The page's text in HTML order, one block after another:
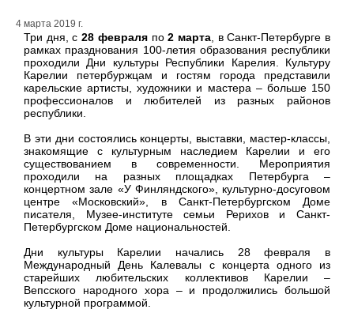
4 марта 2019 г.
Три дня, с28 февраляпо2 марта, в Санкт-Петербурге в
рамках празднования 100-летия образования республики
проходили Дни культуры Республики Карелия. Культуру
Карелии петербуржцам и гостям города представили
карельские артисты, художники и мастера – больше 150
профессионалов и любителей из разных районов
республики.
В эти дни состоялись концерты, выставки, мастер-классы,
знакомящие с культурным наследием Карелии и его
существованием в современности. Мероприятия
проходили на разных площадках Петербурга –
концертном зале «У Финляндского», культурно-досуговом
центре «Московский», в Санкт-Петербургском Доме
писателя, Музее-институте семьи Рерихов и Санкт-
Петербургском Доме национальностей.
Дни культуры Карелии начались 28 февраля в
Международный День Калевалы с концерта одного из
старейших любительских коллективов Карелии –
Вепсского народного хора – и продолжились большой
культурной программой.